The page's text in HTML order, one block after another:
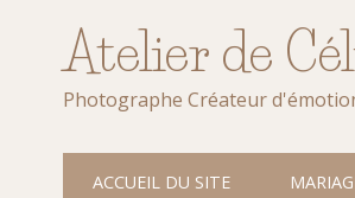
Atelier de
Photographe Créateur
Main menu
ACCUEIL DU SITE